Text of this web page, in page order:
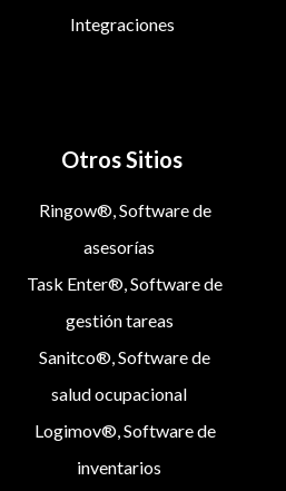
Integraciones
Otros Sitios
Ringow®, Software de
asesorías
Task Enter®, Software de
gestión tareas
Sanitco®, Software de
salud ocupacional
Logimov®, Software de
inventarios